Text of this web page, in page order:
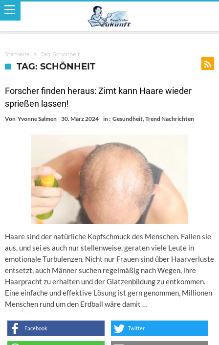
Startseite Tag: Schönheit
TAG: SCHÖNHEIT
Forscher finden heraus: Zimt kann Haare wieder
sprießen lassen!
Von Yvonne Salmen 30. März 2024 in : Gesundheit Trend Nachrichten
Haare sind der natürliche Kopfschmuck des Menschen. Fallen sie
aus, und sei es auch nur stellenweise, geraten viele Leute in
emotionale Turbulenzen. Nicht nur Frauen sind über Haarverluste
entsetzt, auch Männer suchen regelmäßig nach Wegen, ihre
Haarpracht zu erhalten und der Glatzenbildung zu entkommen.
Eine einfache und effektive Lösung ist gern genommen, Millionen
Menschen rund um den Erdball wäre damit …
Facebook Twitter